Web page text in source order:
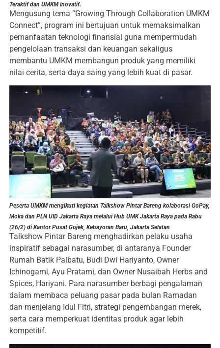
Teraktif dan UMKM Inovatif.
Mengusung tema “Growing Through Collaboration UMKM
Connect”, program ini bertujuan untuk memaksimalkan
pemanfaatan teknologi finansial guna mempermudah
pengelolaan transaksi dan keuangan sekaligus
membantu UMKM membangun produk yang memiliki
nilai cerita, serta daya saing yang lebih kuat di pasar.
Peserta UMKM mengikuti kegiatan Talkshow Pintar Bareng kolaborasi GoPay,
Moka dan PLN UID Jakarta Raya melalui Hub UMK Jakarta Raya pada Rabu
(26/2) di Kantor Pusat Gojek, Kebayoran Baru, Jakarta Selatan
Talkshow Pintar Bareng menghadirkan pelaku usaha
inspiratif sebagai narasumber, di antaranya Founder
Rumah Batik Palbatu, Budi Dwi Hariyanto, Owner
Ichinogami, Ayu Pratami, dan Owner Nusaibah Herbs and
Spices, Hariyani. Para narasumber berbagi pengalaman
dalam membaca peluang pasar pada bulan Ramadan
dan menjelang Idul Fitri, strategi pengembangan merek,
serta cara memperkuat identitas produk agar lebih
kompetitif.